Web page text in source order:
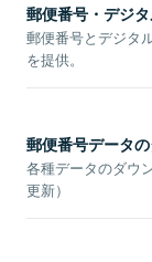
郵便番号・デジ
郵便番号とデジタ
を提供。
郵便番号データ
各種データのダウ
更新）